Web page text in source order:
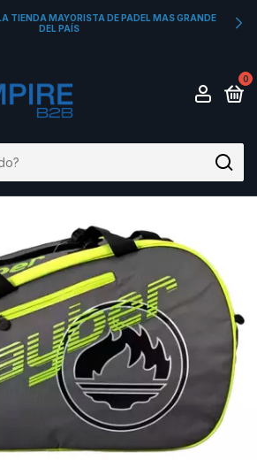
TIENDA MAYORISTA DE PADEL MAS GRANDE
DEL PAÍS
0